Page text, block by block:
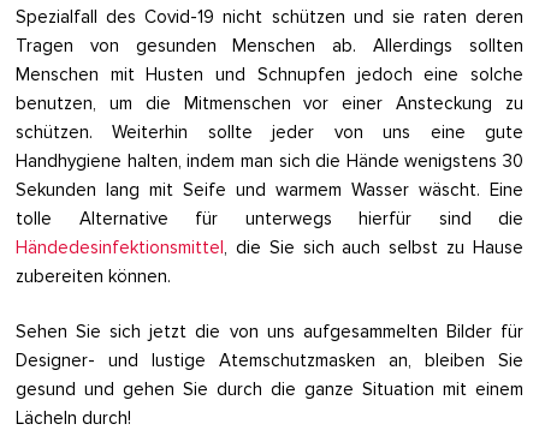
Spezialfall des Covid-19 nicht schützen und sie raten deren
Tragen von gesunden Menschen ab. Allerdings sollten
Menschen mit Husten und Schnupfen jedoch eine solche
benutzen, um die Mitmenschen vor einer Ansteckung zu
schützen. Weiterhin sollte jeder von uns eine gute
Handhygiene halten, indem man sich die Hände wenigstens 30
Sekunden lang mit Seife und warmem Wasser wäscht. Eine
tolle Alternative für unterwegs hierfür sind die
Händedesinfektionsmittel, die Sie sich auch selbst zu Hause
zubereiten können.
Sehen Sie sich jetzt die von uns aufgesammelten Bilder für
Designer- und lustige Atemschutzmasken an, bleiben Sie
gesund und gehen Sie durch die ganze Situation mit einem
Lächeln durch!